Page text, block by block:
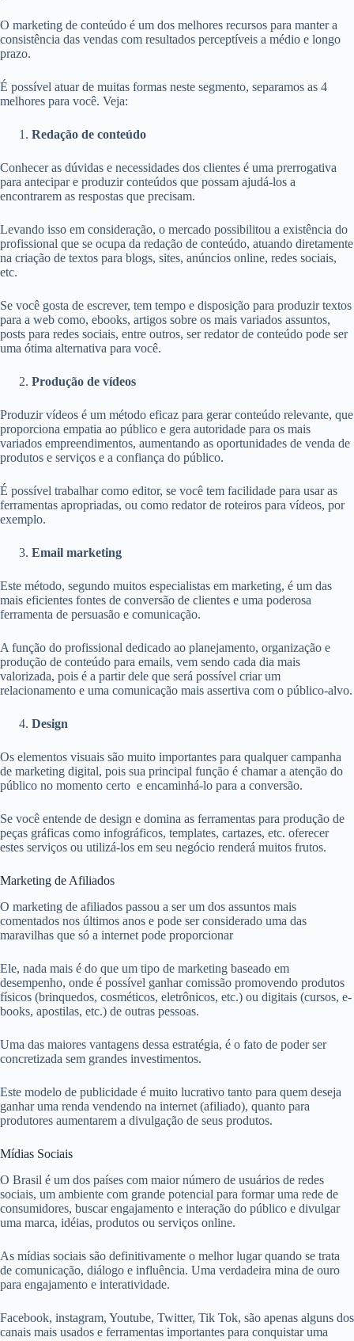
O marketing de conteúdo é um dos melhores recursos para manter a
consistência das vendas com resultados perceptíveis a médio e longo
prazo.
É possível atuar de muitas formas neste segmento, separamos as 4
melhores para você. Veja:
Redação de conteúdo
Conhecer as dúvidas e necessidades dos clientes é uma prerrogativa
para antecipar e produzir conteúdos que possam ajudá-los a
encontrarem as respostas que precisam.
Levando isso em consideração, o mercado possibilitou a existência do
profissional que se ocupa da redação de conteúdo, atuando diretamente
na criação de textos para blogs, sites, anúncios online, redes sociais,
etc.
Se você gosta de escrever, tem tempo e disposição para produzir textos
para a web como, ebooks, artigos sobre os mais variados assuntos,
posts para redes sociais, entre outros, ser redator de conteúdo pode ser
uma ótima alternativa para você.
Produção de vídeos
Produzir vídeos é um método eficaz para gerar conteúdo relevante, que
proporciona empatia ao público e gera autoridade para os mais
variados empreendimentos, aumentando as oportunidades de venda de
produtos e serviços e a confiança do público.
É possível trabalhar como editor, se você tem facilidade para usar as
ferramentas apropriadas, ou como redator de roteiros para vídeos, por
exemplo.
Email marketing
Este método, segundo muitos especialistas em marketing, é um das
mais eficientes fontes de conversão de clientes e uma poderosa
ferramenta de persuasão e comunicação.
A função do profissional dedicado ao planejamento, organização e
produção de conteúdo para emails, vem sendo cada dia mais
valorizada, pois é a partir dele que será possível criar um
relacionamento e uma comunicação mais assertiva com o público-alvo.
Design
Os elementos visuais são muito importantes para qualquer campanha
de marketing digital, pois sua principal função é chamar a atenção do
público no momento certo e encaminhá-lo para a conversão.
Se você entende de design e domina as ferramentas para produção de
peças gráficas como infográficos, templates, cartazes, etc. oferecer
estes serviços ou utilizá-los em seu negócio renderá muitos frutos.
Marketing de Afiliados
O marketing de afiliados passou a ser um dos assuntos mais
comentados nos últimos anos e pode ser considerado uma das
maravilhas que só a internet pode proporcionar
Ele, nada mais é do que um tipo de marketing baseado em
desempenho, onde é possível ganhar comissão promovendo produtos
físicos (brinquedos, cosméticos, eletrônicos, etc.) ou digitais (cursos, e-
books, apostilas, etc.) de outras pessoas.
Uma das maiores vantagens dessa estratégia, é o fato de poder ser
concretizada sem grandes investimentos.
Este modelo de publicidade é muito lucrativo tanto para quem deseja
ganhar uma renda vendendo na internet (afiliado), quanto para
produtores aumentarem a divulgação de seus produtos.
Mídias Sociais
O Brasil é um dos países com maior número de usuários de redes
sociais, um ambiente com grande potencial para formar uma rede de
consumidores, buscar engajamento e interação do público e divulgar
uma marca, idéias, produtos ou serviços online.
As mídias sociais são definitivamente o melhor lugar quando se trata
de comunicação, diálogo e influência. Uma verdadeira mina de ouro
para engajamento e interatividade.
Facebook, instagram, Youtube, Twitter, Tik Tok, são apenas alguns dos
canais mais usados e ferramentas importantes para conquistar uma